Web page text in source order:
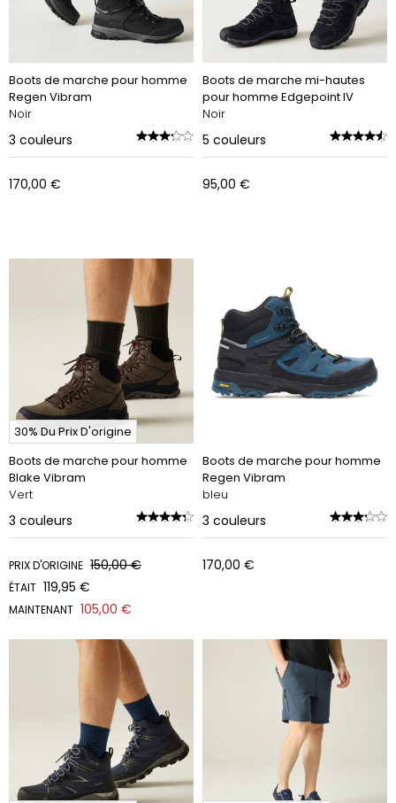
Boots de marche pour homme
Regen Vibram
Noir
3 couleurs
170,00 €
Boots de marche mi-hautes
pour homme Edgepoint IV
Noir
5 couleurs
95,00 €
30% Du Prix D'origine
Boots de marche pour homme
Blake Vibram
Vert
3 couleurs
PRIX D'ORIGINE 150,00 €
ÉTAIT 119,95 €
MAINTENANT 105,00 €
Boots de marche pour homme
Regen Vibram
bleu
3 couleurs
170,00 €